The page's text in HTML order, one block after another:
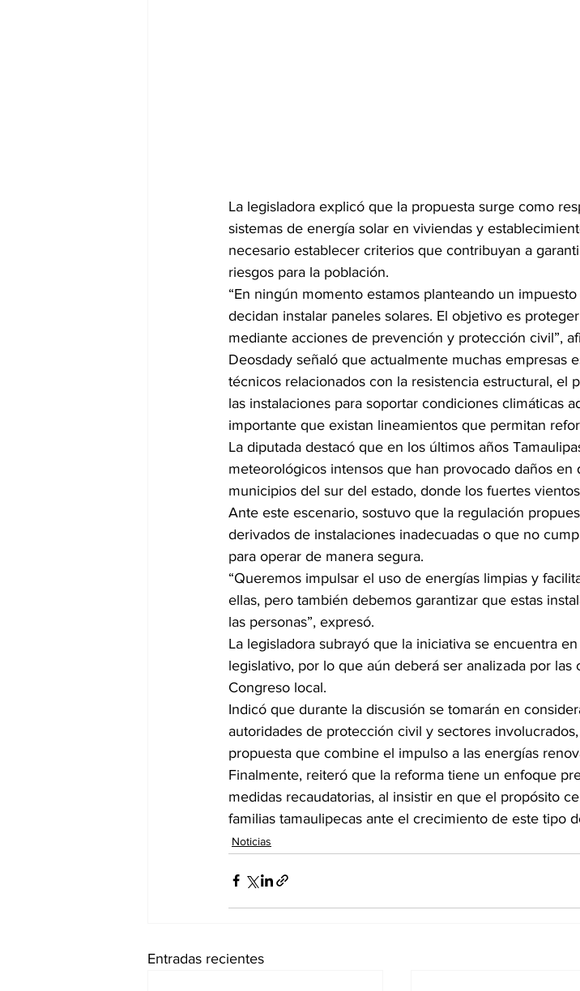
La legisladora explicó que la propuesta surge como
sistemas de energía solar en viviendas y
necesario establecer criterios que contribuyan a
riesgos para la población.
“En ningún momento estamos planteando un
decidan instalar paneles solares. El objetivo es
mediante acciones de prevención y protección civil”,
Deosdady señaló que actualmente muchas empresas
técnicos relacionados con la resistencia estructural, el
las instalaciones para soportar condiciones climáticas
importante que existan lineamientos que permitan
La diputada destacó que en los últimos años
meteorológicos intensos que han provocado daños en
municipios del sur del estado, donde los fuertes
Ante este escenario, sostuvo que la regulación
derivados de instalaciones inadecuadas o que no
para operar de manera segura.
“Queremos impulsar el uso de energías limpias y
ellas, pero también debemos garantizar que estas
las personas”, expresó.
La legisladora subrayó que la iniciativa se encuentra
legislativo, por lo que aún deberá ser analizada por
Congreso local.
Indicó que durante la discusión se tomarán en
autoridades de protección civil y sectores
propuesta que combine el impulso a las energías
Finalmente, reiteró que la reforma tiene un enfoque
medidas recaudatorias, al insistir en que el propósito
familias tamaulipecas ante el crecimiento de este tipo
Noticias
Entradas recientes